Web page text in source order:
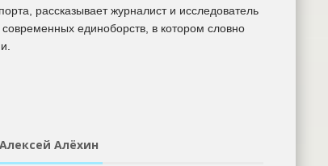
рассказывает журналист и исследователь
единоборств, в котором словно
Алёхин